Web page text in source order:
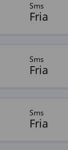
sms
Fria
sms
Fria
sms
Fria